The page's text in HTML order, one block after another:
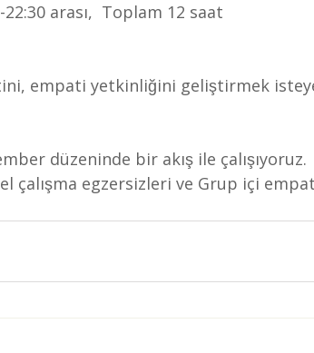
arası,  Toplam 12 saat
empati yetkinliğini geliştirmek
düzeninde bir akış ile çalışıyoruz.
çalışma egzersizleri ve Grup içi